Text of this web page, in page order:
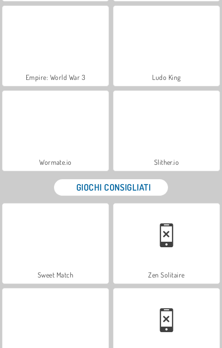
Empire: World War 3 Ludo King
Wormate.io Slither.io
GIOCHI CONSIGLIATI
Sweet Match Zen Solitaire